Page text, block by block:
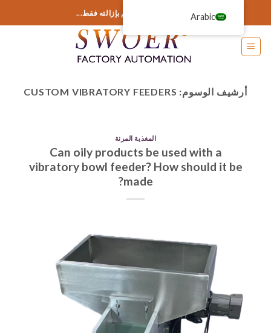
المحتوى
أضف أي شيء هنا أو قم بإزالته فقط...
أرشيف الوسوم: CUSTOM VIBRATORY FEEDERS
المغذية المرنة
Can oily products be used with a
vibratory bowl feeder? How should it be
made?
Arabic